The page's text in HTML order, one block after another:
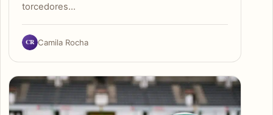
torcedores…
CR Camila Rocha